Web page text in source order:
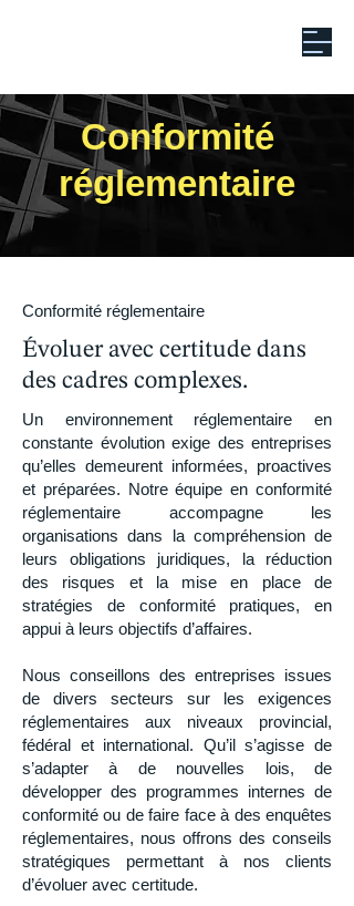
Conformité
réglementaire
Conformité réglementaire
Évoluer avec certitude dans
des cadres complexes.
Un environnement réglementaire en
constante évolution exige des entreprises
qu’elles demeurent informées, proactives
et préparées. Notre équipe en conformité
réglementaire accompagne les
organisations dans la compréhension de
leurs obligations juridiques, la réduction
des risques et la mise en place de
stratégies de conformité pratiques, en
appui à leurs objectifs d’affaires.
Nous conseillons des entreprises issues
de divers secteurs sur les exigences
réglementaires aux niveaux provincial,
fédéral et international. Qu’il s’agisse de
s’adapter à de nouvelles lois, de
développer des programmes internes de
conformité ou de faire face à des enquêtes
réglementaires, nous offrons des conseils
stratégiques permettant à nos clients
d’évoluer avec certitude.